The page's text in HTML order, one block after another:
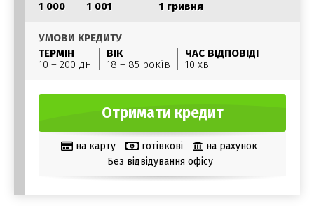
1 000
1 001
1 гривня
УМОВИ КРЕДИТУ
ТЕРМІН
10 – 200 дн
ВІК
18 – 85 років
ЧАС ВІДПОВІДІ
10 хв
Отримати кредит
на карту готівкові
на рахунок
Без відвідування офісу